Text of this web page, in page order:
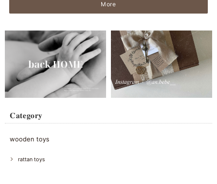
More
𝐂𝐚𝐭𝐞𝐠𝐨𝐫𝐲
wooden toys
rattan toys